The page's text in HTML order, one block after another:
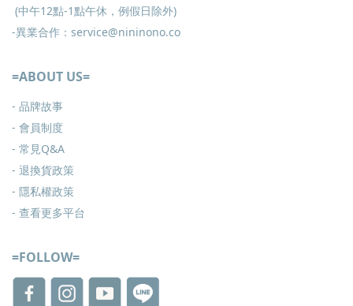
(中午12點-1點午休，例假日除外)
-異業合作：service@nininono.co
=ABOUT US=
- 品牌故事
- 會員制度
- 常見Q&A
- 退換貨政策
- 隱私權政策
- 查看更多平台
=FOLLOW=